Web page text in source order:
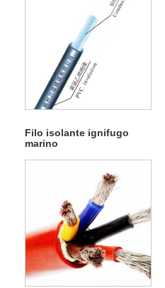
Filo isolante ignifugo
marino